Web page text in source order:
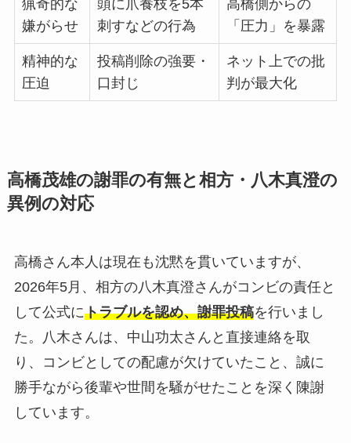
猟奇的な
嫌がらせ
頭に爪養枝を5本
刺すなどの行為
高橋側からの
「圧力」を暴露
精神的な
圧迫
投稿削除の強要・
口封じ
ネット上での批
判が最大化
高橋茂雄の謝罪の有無と相方・八木真澄の
異例の対応
高橋さん本人は現在も沈黙を貫いていますが、
2026年5月、相方の八木真澄さんがコンビの責任と
して公式にトラブルを認め、謝罪投稿を行いまし
た。八木さんは、中山功太さんと直接連絡を取
り、コンビとしての配慮が欠けていたこと、誠に
勝手ながら後輩や世間を騒がせたことを深く陳謝
しています。